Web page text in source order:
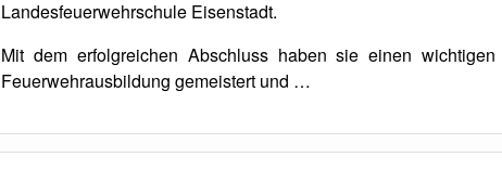
Landesfeuerwehrschule Eisenstadt.
Mit dem erfolgreichen Abschluss haben sie einen
Feuerwehrausbildung gemeistert und …